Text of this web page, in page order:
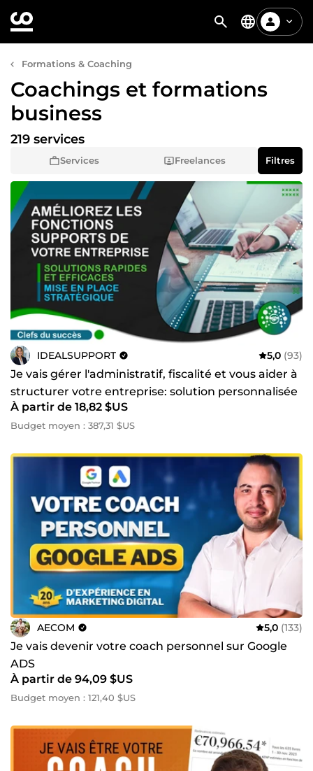
Formations & Coaching
Coachings et formations
business
Services Freelances
219 services
Filtres
IDEALSUPPORT 5,0 (93)
Je vais gérer l'administratif, fiscalité et vous aider à
structurer votre entreprise: solution personnalisée
À partir de 18,82 $US
Budget moyen : 387,31 $US
AECOM 5,0 (133)
Je vais devenir votre coach personnel sur Google
ADS
À partir de 94,09 $US
Budget moyen : 121,40 $US